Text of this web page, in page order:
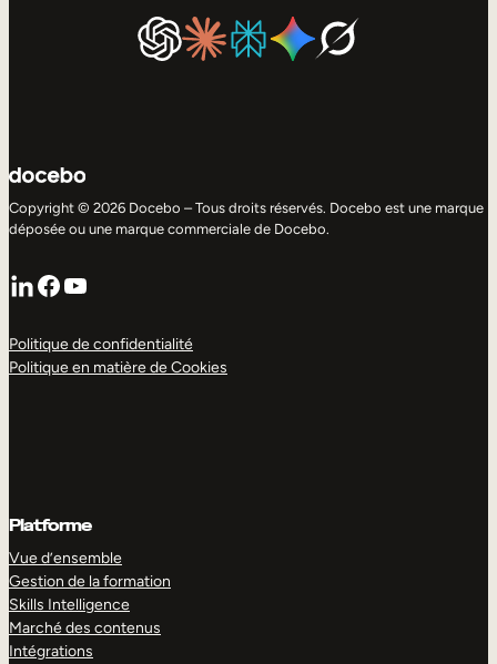
Copyright © 2026 Docebo – Tous droits réservés. Docebo est une marque
déposée ou une marque commerciale de Docebo.
LinkedIn
Facebook
YouTube
Politique de confidentialité
Politique en matière de Cookies
Platforme
Vue d’ensemble
Gestion de la formation
Skills Intelligence
Marché des contenus
Intégrations